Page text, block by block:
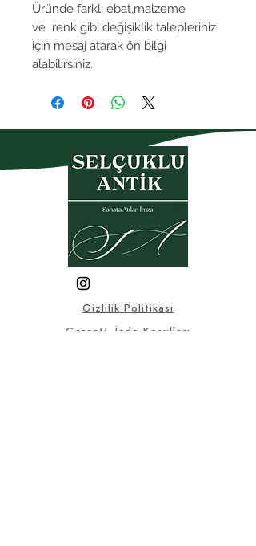
Üründe farklı ebat,malzeme
ve renk gibi değişiklik talepleriniz
için mesaj atarak ön bilgi
alabilirsiniz.
Gizlilik Politikası
Garanti- İade Koşulları